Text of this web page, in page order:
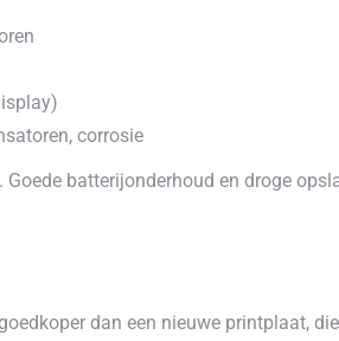
corrosie
batterijonderhoud en droge
dan een nieuwe printplaat,